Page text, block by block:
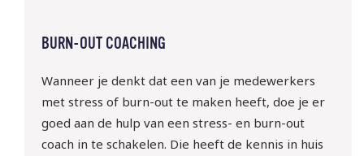
BURN-OUT COACHING
Wanneer je denktdat een van je medewerkers
met stress of burn-outte maken heeft, doe je er
goed aan de hulp van een stress- en burn-out
coach in te schakelen. Die heeft de kennis in huis
10 sept | Webinar: ‘WTTA:
ben jij klaar voor de nieuwe
regels rondom het inlenen
van arbeidskrachten?